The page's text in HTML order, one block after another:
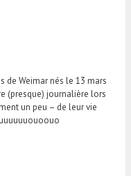
de Weimar nés le 13 mars
(presque) journalière lors
un peu – de leur vie